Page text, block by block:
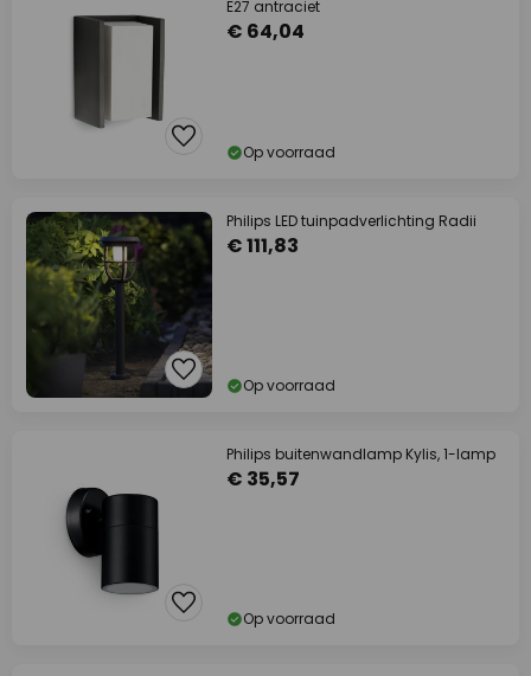
E27 antraciet
€ 64,04
Op voorraad
Philips LED tuinpadverlichting Radii
€ 111,83
Op voorraad
Philips buitenwandlamp Kylis, 1-lamp
€ 35,57
Op voorraad